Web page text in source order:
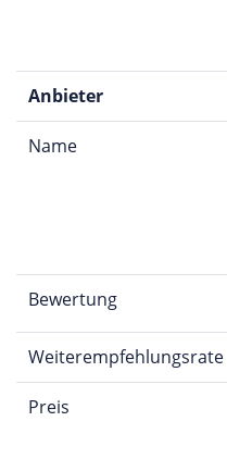
Anbieter
Name
Bewertung
Weiterempfehlungsrate
Preis